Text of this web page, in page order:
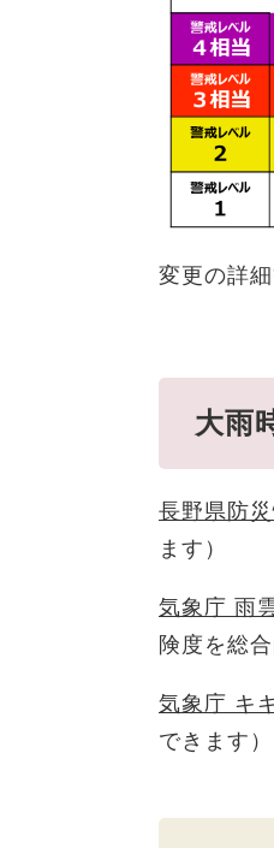
変更の詳
大雨
長野県防
ます）
気象庁 雨
険度を総
気象庁 キ
できます）